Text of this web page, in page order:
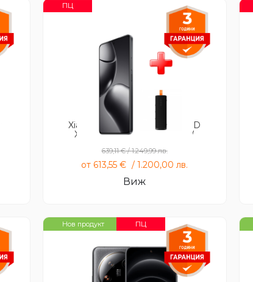
ПЦ
Xiaomi 14T 12GB 256GB + S29D
Xiaomi Sound Outdoor 30W
639,11€/1.249,99лв.
от 613,55€ /1.200,00лв.
Виж
Нов продукт ПЦ